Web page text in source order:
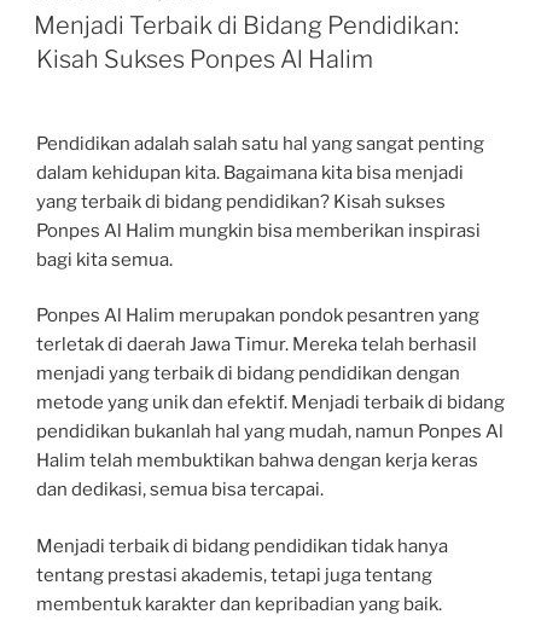
ON
Menjadi Terbaik di Bidang Pendidikan:
Kisah Sukses Ponpes Al Halim
Pendidikan adalah salah satu hal yang sangat penting
dalam kehidupan kita. Bagaimana kita bisa menjadi
yang terbaik di bidang pendidikan? Kisah sukses
Ponpes Al Halim mungkin bisa memberikan inspirasi
bagi kita semua.
Ponpes Al Halim merupakan pondok pesantren yang
terletak di daerah Jawa Timur. Mereka telah berhasil
menjadi yang terbaik di bidang pendidikan dengan
metode yang unik dan efektif. Menjadi terbaik di bidang
pendidikan bukanlah hal yang mudah, namun Ponpes Al
Halim telah membuktikan bahwa dengan kerja keras
dan dedikasi, semua bisa tercapai.
Menjadi terbaik di bidang pendidikan tidak hanya
tentang prestasi akademis, tetapi juga tentang
membentuk karakter dan kepribadian yang baik.